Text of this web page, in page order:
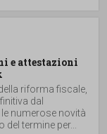
e attestazioni
riforma fiscale,
dal
numerose novità
del termine per...